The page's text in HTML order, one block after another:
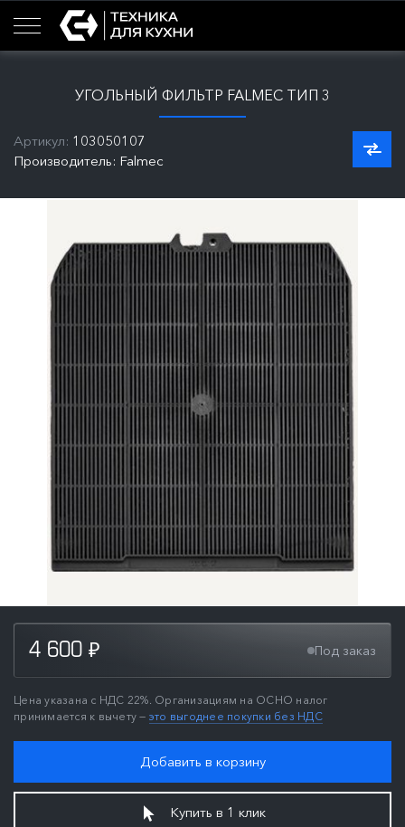
УГОЛЬНЫЙ ФИЛЬТР FALMEC ТИП 3
Артикул: 103050107
Производитель: Falmec
4 600 ₽ Под заказ
Цена указана с НДС 22%. Организациям на ОСНО налог
принимается к вычету — это выгоднее покупки без НДС
Добавить в корзину
Купить в 1 клик